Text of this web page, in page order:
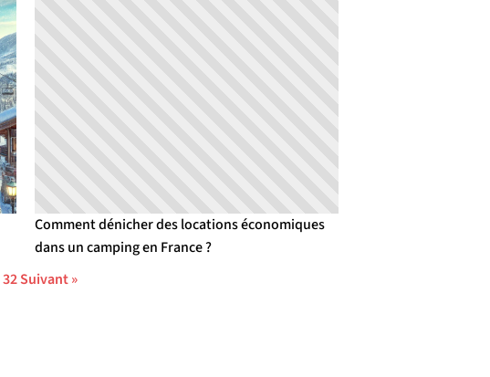
Comment dénicher des locations économiques
dans un camping en France ?
32Suivant »